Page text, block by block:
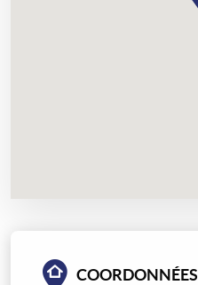
COORDONNÉES